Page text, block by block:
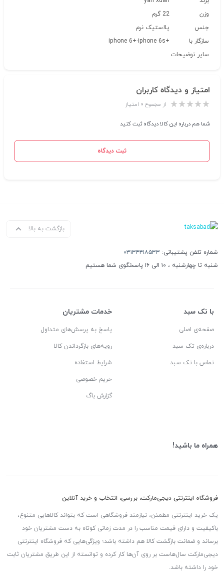
وزن
22 گرم
جنس
پلاستیک نرم
سازگار با
+iphone 6+-iphone 6s
سایر توضیحات
امتیاز و دیدگاه کاربران
از مجموع ۰ امتیاز
شما هم درباره این کالا دیدگاه ثبت کنید
ثبت دیدگاه
بازگشت به بالا
شماره تلفن پشتیبانی: ۰۳۱۳۴۴۱۸۵۳۳
شنبه تا چهارشنبه ، ۱۰ الی ۱۶ پاسخگوی شما هستیم
با تک سبد
صفحه‌ی اصلی
درباره‌ی تک سبد
تماس با تک سبد
خدمات مشتریان
پاسخ به پرسش‌های متداول
رویه‌های بازگرداندن کالا
شرایط استفاده
حریم خصوصی
گزارش باگ
همراه ما باشید!
فروشگاه اینترنتی دیجی‌مارکت، بررسی، انتخاب و خرید آنلاین
یک خرید اینترنتی مطمئن، نیازمند فروشگاهی است که بتواند کالاهایی متنوع،
باکیفیت و دارای قیمت مناسب را در مدت زمانی کوتاه به دست مشتریان خود
برساند و ضمانت بازگشت کالا هم داشته باشد؛ ویژگی‌هایی که فروشگاه اینترنتی
دیجی‌مارکت سال‌هاست بر روی آن‌ها کار کرده و توانسته از این طریق مشتریان ثابت
خود را داشته باشد.